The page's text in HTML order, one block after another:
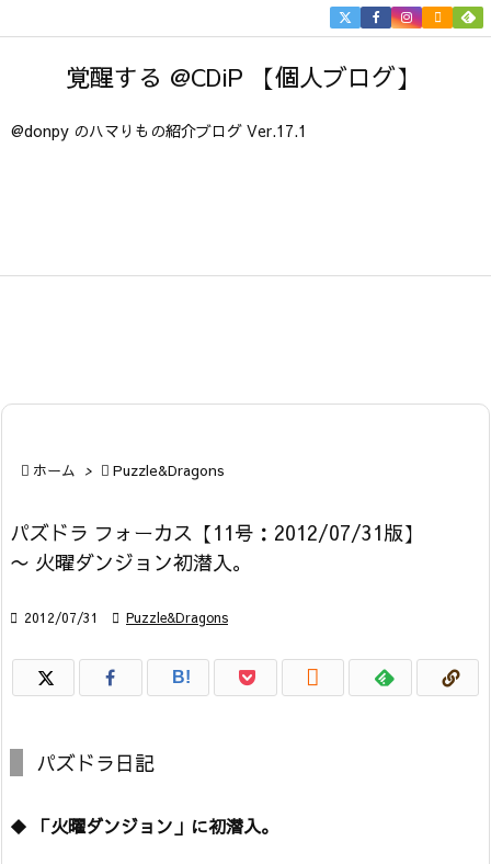
覚醒する @CDiP 【個人ブログ】
@donpy のハマりもの紹介ブログ Ver.17.1


 ホーム >  Puzzle&Dragons
パズドラ フォーカス【11号：2012/07/31版】
〜 火曜ダンジョン初潜入。
 2012/07/31  Puzzle&Dragons
B! 
パズドラ日記
◆ 「火曜ダンジョン」に初潜入。